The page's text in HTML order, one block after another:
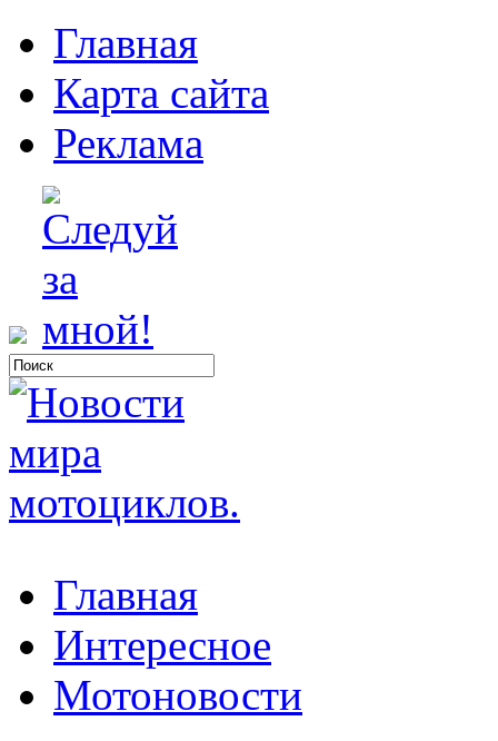
Главная
Карта сайта
Реклама
Главная
Интересное
Мотоновости